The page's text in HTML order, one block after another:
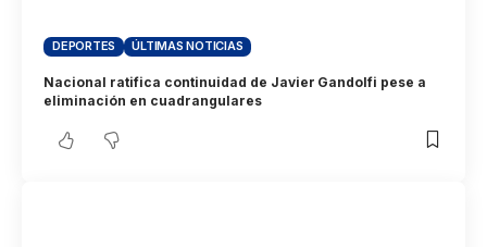
DEPORTES ÚLTIMAS NOTICIAS
Nacional ratifica continuidad de Javier Gandolfi pese a
eliminación en cuadrangulares